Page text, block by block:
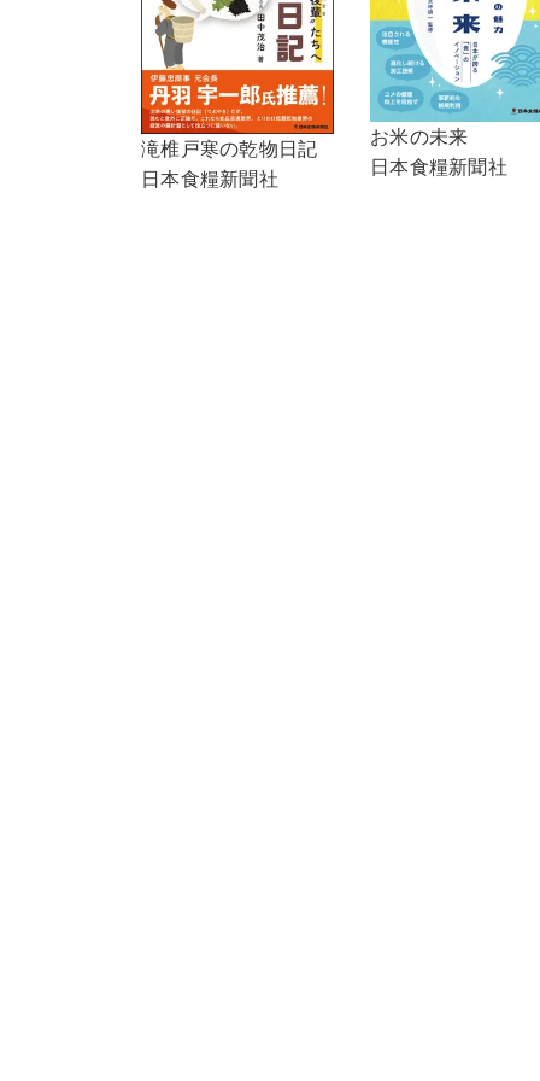
滝椎戸寒の乾物日記
日本食糧新聞社
お米の未来
日本食糧新聞社